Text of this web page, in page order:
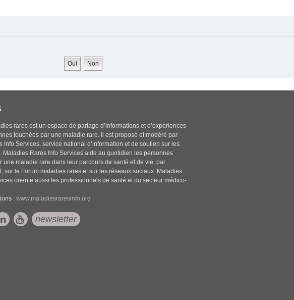
rares est un espace de partage d’informations et d’expériences
touchées par une maladie rare. Il est proposé et modéré par
Info Services, service national d’information et de soutien sur les
Maladies Rares Info Services aide au quotidien les personnes
une maladie rare dans leur parcours de santé et de vie, par
sur le Forum maladies rares et sur les réseaux sociaux. Maladies
oriente aussi les professionnels de santé et du secteur médico-
:www.maladiesraresinfo.org
newsletter